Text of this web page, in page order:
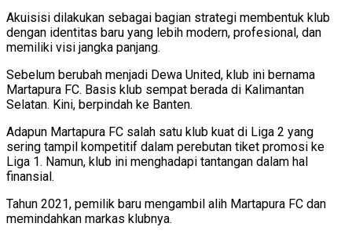
Akuisisi dilakukan sebagai bagian strategi membentuk klub
dengan identitas baru yang lebih modern, profesional, dan
memiliki visi jangka panjang.
Sebelum berubah menjadi Dewa United, klub ini bernama
Martapura FC. Basis klub sempat berada di Kalimantan
Selatan. Kini, berpindah ke Banten.
Adapun Martapura FC salah satu klub kuat di Liga 2 yang
sering tampil kompetitif dalam perebutan tiket promosi ke
Liga 1. Namun, klub ini menghadapi tantangan dalam hal
finansial.
Tahun 2021, pemilik baru mengambil alih Martapura FC dan
memindahkan markas klubnya.